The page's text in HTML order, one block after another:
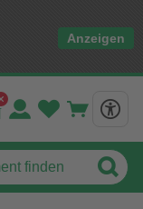
Anzeigen